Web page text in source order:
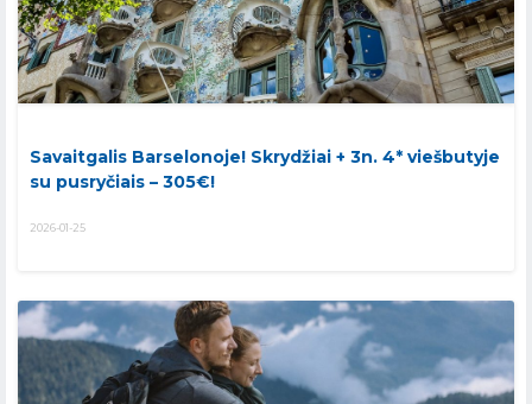
Savaitgalis Barselonoje! Skrydžiai + 3n. 4* viešbutyje
su pusryčiais – 305€!
2026-01-25